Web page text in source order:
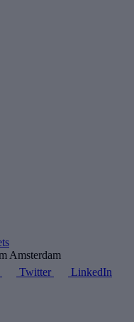
Amsterdam
Twitter LinkedIn